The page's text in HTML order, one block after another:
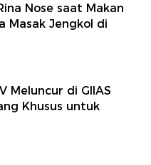
Nose saat Makan
Masak Jengkol di
Meluncur di GIIAS
Khusus untuk